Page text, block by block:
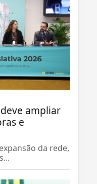
ampliar
e
da rede,